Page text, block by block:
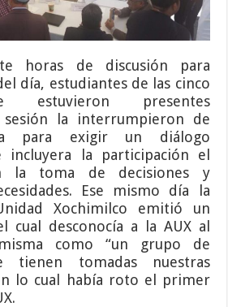
horas de discusión para
día, estudiantes de las cinco
estuvieron presentes
la interrumpieron de
para exigir un diálogo
incluyera la participación el
la toma de decisiones y
Ese mismo día la
Xochimilco emitió un
cual desconocía a la AUX al
como “un grupo de
tienen tomadas nuestras
lo cual había roto el primer